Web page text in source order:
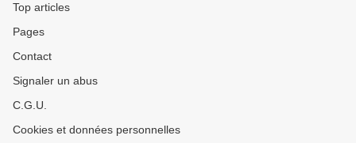
Top articles
Pages
Contact
Signaler un abus
C.G.U.
Cookies et données personnelles